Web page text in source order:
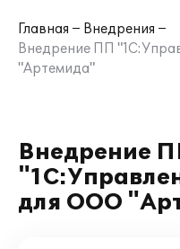
Главная
Внедрения
Внедрение ПП
"Артемида"
Внедрение
для ООО